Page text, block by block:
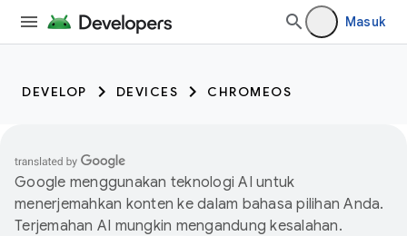
Masuk
DEVELOP DEVICES CHROMEOS
Google menggunakan teknologi AI untuk
menerjemahkan konten ke dalam bahasa pilihan Anda.
Terjemahan AI mungkin mengandung kesalahan.